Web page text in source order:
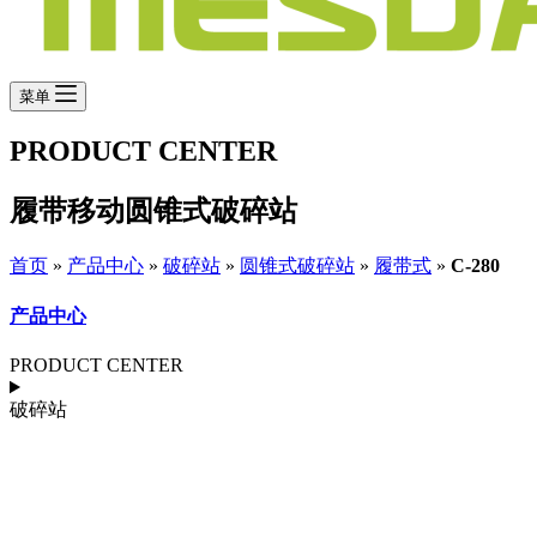
菜单
PRODUCT CENTER
履带移动圆锥式破碎站
首页 » 产品中心 » 破碎站 » 圆锥式破碎站 » 履带式 » C-280
产品中心
PRODUCT CENTER
破碎站